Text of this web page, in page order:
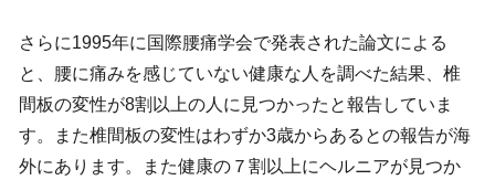
さらに1995年に国際腰痛学会で発表された論文による
と、腰に痛みを感じていない健康な人を調べた結果、椎
間板の変性が8割以上の人に見つかったと報告していま
す。また椎間板の変性はわずか3歳からあるとの報告が海
外にあります。また健康の７割以上にヘルニアが見つか